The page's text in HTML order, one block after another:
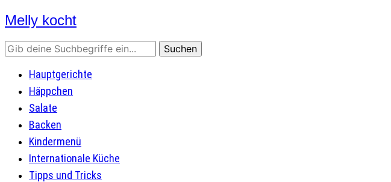
Melly kocht
Rezepte mit Bildern
Hauptgerichte
Häppchen
Salate
Backen
Kindermenü
Internationale Küche
Tipps und Tricks